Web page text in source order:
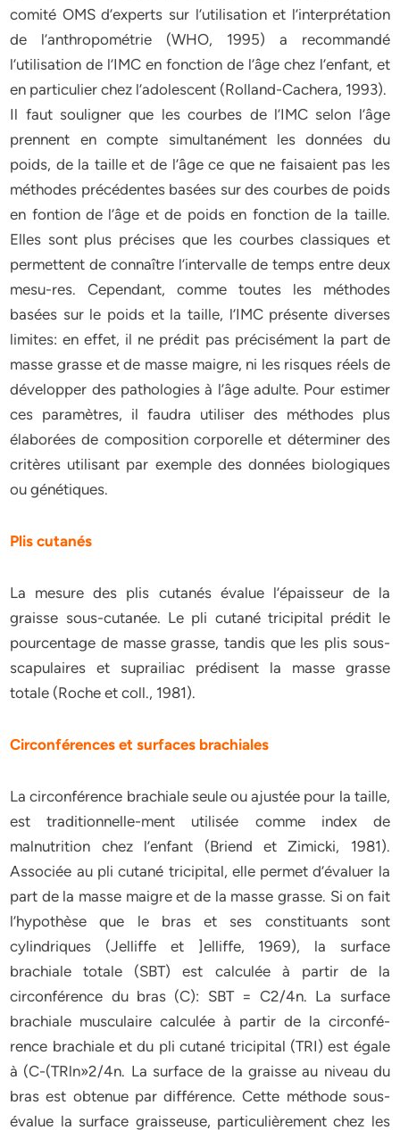
comité OMS d’experts sur l’utilisation et l’interprétation
de l’anthropométrie (WHO, 1995) a recommandé
l’utilisation de l’IMC en fonction de l’âge chez l’enfant, et
en particulier chez l’adolescent (Rolland-Cachera, 1993).
Il faut souligner que les courbes de l’IMC selon l’âge
prennent en compte simultanément les données du
poids, de la taille et de l’âge ce que ne faisaient pas les
méthodes précédentes basées sur des courbes de poids
en fontion de l’âge et de poids en fonction de la taille.
Elles sont plus précises que les courbes classiques et
permettent de connaître l’intervalle de temps entre deux
mesu-res. Cependant, comme toutes les méthodes
basées sur le poids et la taille, l’IMC présente diverses
limites: en effet, il ne prédit pas précisément la part de
masse grasse et de masse maigre, ni les risques réels de
développer des pathologies à l’âge adulte. Pour estimer
ces paramètres, il faudra utiliser des méthodes plus
élaborées de composition corporelle et déterminer des
critères utilisant par exemple des données biologiques
ou génétiques.
Plis cutanés
La mesure des plis cutanés évalue l’épaisseur de la
graisse sous-cutanée. Le pli cutané tricipital prédit le
pourcentage de masse grasse, tandis que les plis sous-
scapulaires et suprailiac prédisent la masse grasse
totale (Roche et coll., 1981).
Circonférences et surfaces brachiales
La circonférence brachiale seule ou ajustée pour la taille,
est traditionnelle-ment utilisée comme index de
malnutrition chez l’enfant (Briend et Zimicki, 1981).
Associée au pli cutané tricipital, elle permet d’évaluer la
part de la masse maigre et de la masse grasse. Si on fait
l’hypothèse que le bras et ses constituants sont
cylindriques (Jelliffe et ]elliffe, 1969), la surface
brachiale totale (SBT) est calculée à partir de la
circonférence du bras (C): SBT = C2/4n. La surface
brachiale musculaire calculée à partir de la circonfé-
rence brachiale et du pli cutané tricipital (TRI) est égale
à (C-(TRln»2/4n. La surface de la graisse au niveau du
bras est obtenue par différence. Cette méthode sous-
évalue la surface graisseuse, particulièrement chez les